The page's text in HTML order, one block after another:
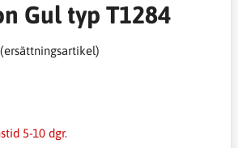
Gul typ T1284
5-10 dgr.